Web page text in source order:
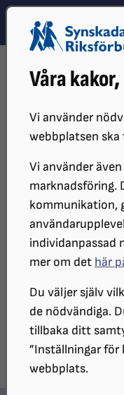
Våra
Vi använder
webbplatsen ska
Vi använder
marknadsföring.
kommunikation,
individanpassad
mer om det här
Du väljer själv
de nödvändiga.
tillbaka ditt
”Inställningar för
webbplats.
Hoppa till innehåll
Hoppa till hitta
DISTRIKT
SRF
Almåsa
Välkommen
havshotell
Almåsa havshotell
UPPDATERAT:
DELA: DelaDela